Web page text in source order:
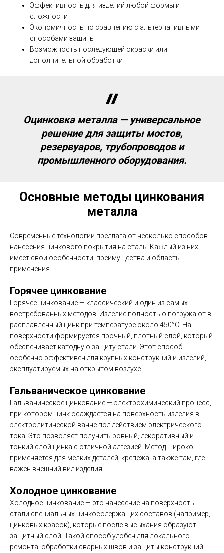
Эффективность для изделий любой формы и
сложности
Экономичность по сравнению с альтернативными
способами защиты
Возможность последующей окраски или
дополнительной обработки
Оцинковка металла — универсальное
решение для защиты мостов,
резервуаров, трубопроводов и
промышленного оборудования.
Основные методы цинкования
металла
Современные технологии предлагают несколько способов
нанесения цинкового покрытия на сталь. Каждый из них
имеет свои особенности, преимущества и область
применения.
Горячее цинкование
Горячее цинкование — классический и один из самых
востребованных методов. Изделие полностью погружают в
расплавленный цинк при температуре около 450°C. На
поверхности формируется прочный, плотный слой, который
обеспечивает катодную защиту стали. Этот способ
особенно эффективен для крупных конструкций и изделий,
эксплуатируемых на открытом воздухе.
Гальваническое цинкование
Гальваническое цинкование — электрохимический процесс,
при котором цинк осаждается на поверхность изделия в
электролитической ванне под действием электрического
тока. Это позволяет получить ровный, декоративный и
тонкий слой цинка с отличной адгезией. Метод широко
применяется для мелких деталей, крепежа, а также там, где
важен внешний вид изделия.
Холодное цинкование
Холодное цинкование — это нанесение на поверхность
стали специальных цинкосодержащих составов (например,
цинковых красок), которые после высыхания образуют
защитный слой. Такой способ удобен для локального
ремонта, обработки сварных швов и защиты конструкций